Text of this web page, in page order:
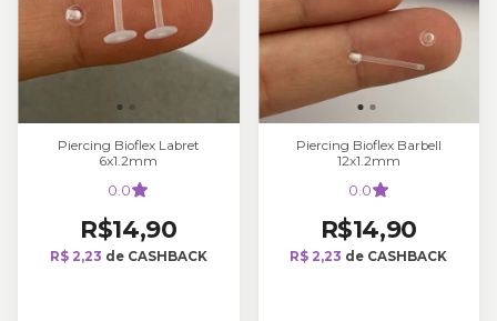
Piercing Bioflex Labret
6x1.2mm
0.0
R$14,90
R$ 2,23 de CASHBACK
Piercing Bioflex Barbell
12x1.2mm
0.0
R$14,90
R$ 2,23 de CASHBACK